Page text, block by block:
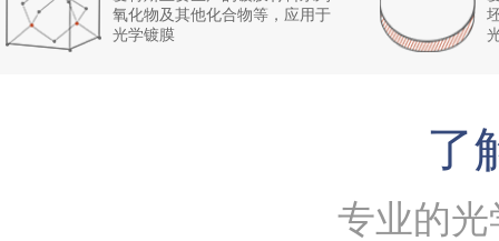
氧化物及其他化合物等，应用于
光学镀膜
了
专业的